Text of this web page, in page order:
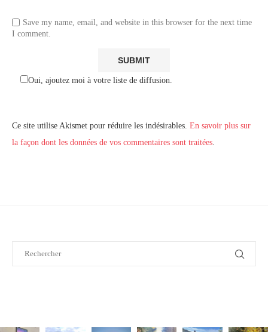
Save my name, email, and website in this browser for the next time
I comment.
Oui, ajoutez moi à votre liste de diffusion.
Ce site utilise Akismet pour réduire les indésirables. En savoir plus sur
la façon dont les données de vos commentaires sont traitées.